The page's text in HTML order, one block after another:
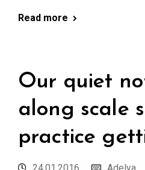
Read more
Our quiet
along scale
practice